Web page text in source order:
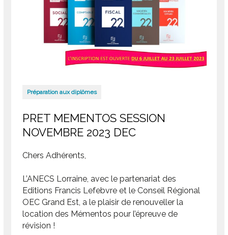
Préparation aux diplômes
PRET MEMENTOS SESSION
NOVEMBRE 2023 DEC
Chers Adhérents,
L’ANECS Lorraine, avec le partenariat des
Editions Francis Lefebvre et le Conseil Régional
OEC Grand Est, a le plaisir de renouveller la
location des Mémentos pour l’épreuve de
révision !